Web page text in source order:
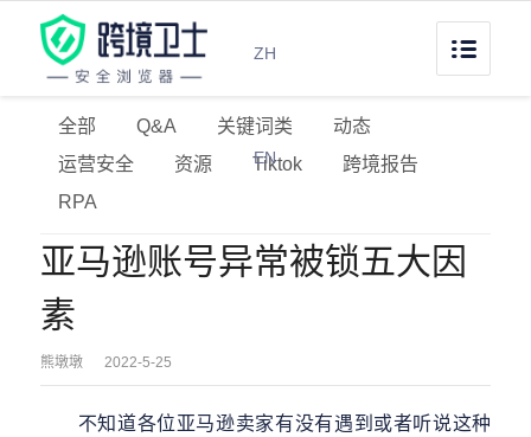
ZH
EN
全部 Q&A 关键词类
动态
运营安全
资源 Tiktok
跨境报告
RPA
亚马逊账号异常被锁五大因
素
熊墩墩 2022-5-25
不知道各位亚马逊卖家有没有遇到或者听说这种